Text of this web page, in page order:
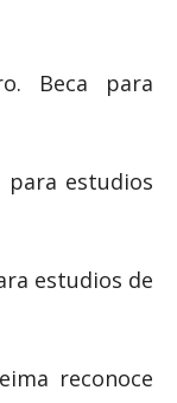
Beca para
para estudios
estudios de
reconoce